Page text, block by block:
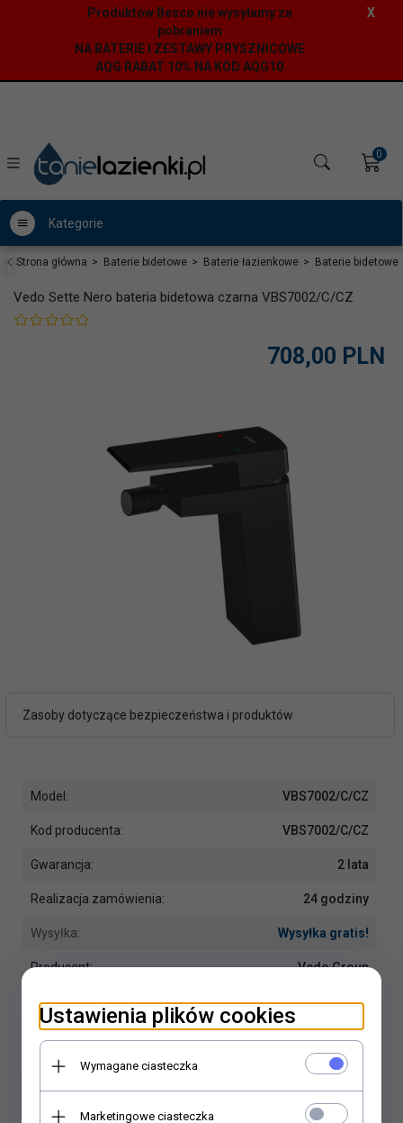
Produktów Besco nie wysyłamy za
pobraniem
NA BATERIE I ZESTAWY PRYSZNICOWE
AQG RABAT 10% NA KOD AQG10
X
0
Kategorie
Strona główna Baterie bidetowe Baterie łazienkowe Baterie bidetowe
Vedo Sette Nero bateria bidetowa czarna VBS7002/C/CZ
708,00 PLN
Zasoby dotyczące bezpieczeństwa i produktów
Model: VBS7002/C/CZ
Kod producenta: VBS7002/C/CZ
Gwarancja: 2 lata
Realizacja zamówienia: 24 godziny
Wysyłka: Wysyłka gratis!
Producent: Vedo Group
Dodaj do koszyka
Ustawienia plików cookies
Wymagane ciasteczka
Marketingowe ciasteczka